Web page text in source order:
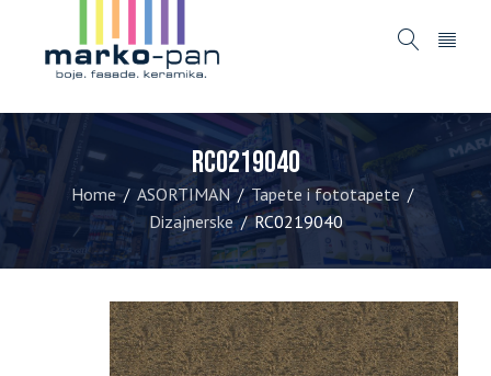
RC0219040
Home / ASORTIMAN / Tapete i fototapete /
Dizajnerske / RC0219040